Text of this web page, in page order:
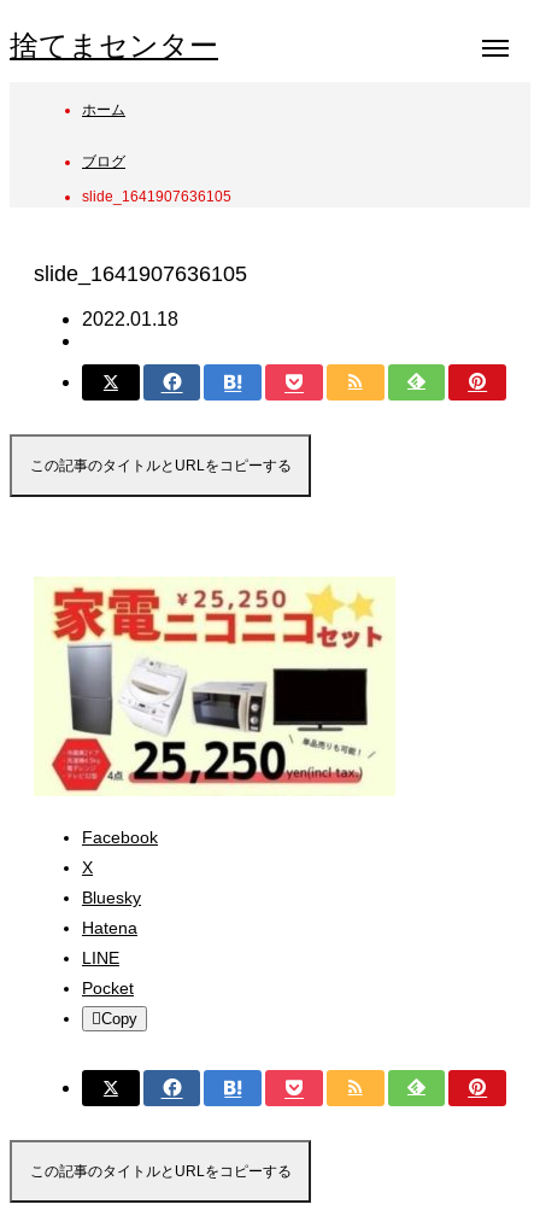
捨てまセンター
ホーム
ブログ
slide_1641907636105
slide_1641907636105
2022.01.18
この記事のタイトルとURLをコピーする
Facebook
X
Bluesky
Hatena
LINE
Pocket
Copy
この記事のタイトルとURLをコピーする